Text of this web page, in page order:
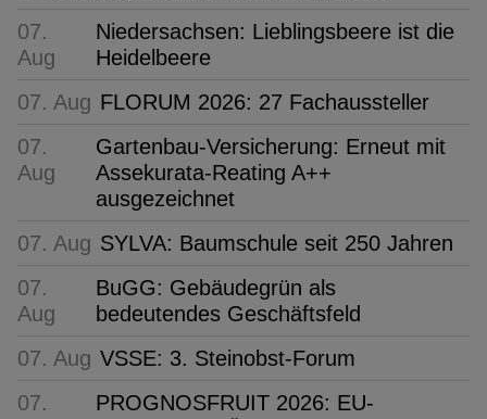
07.
Aug
Niedersachsen: Lieblingsbeere ist die
Heidelbeere
07. Aug FLORUM 2026: 27 Fachaussteller
07.
Aug
Gartenbau-Versicherung: Erneut mit
Assekurata-Reating A++
ausgezeichnet
07. Aug SYLVA: Baumschule seit 250 Jahren
07.
Aug
BuGG: Gebäudegrün als
bedeutendes Geschäftsfeld
07. Aug VSSE: 3. Steinobst-Forum
07.
PROGNOSFRUIT 2026: EU-